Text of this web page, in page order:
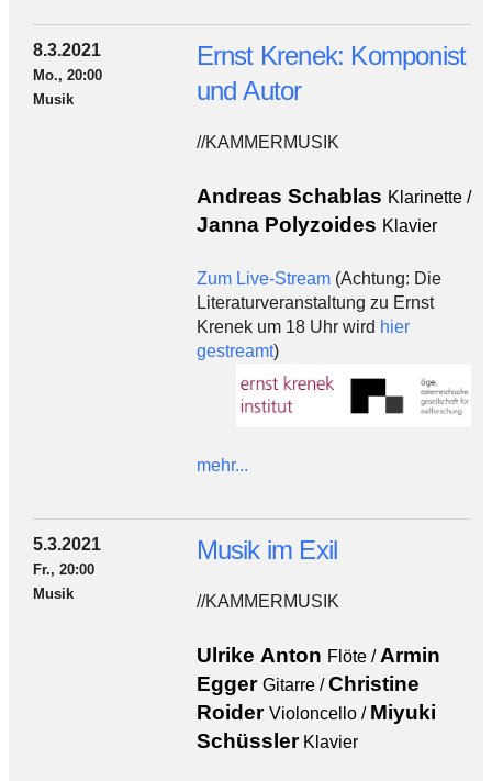
8.3.2021
Mo., 20:00
Musik
Ernst Krenek: Komponist
und Autor
//KAMMERMUSIK
Andreas Schablas Klarinette /
Janna Polyzoides Klavier
Zum Live-Stream(Achtung: Die
Literaturveranstaltung zu Ernst
Krenek um 18 Uhr wird hier
gestreamt)
mehr...
5.3.2021
Fr., 20:00
Musik
Musik im Exil
//KAMMERMUSIK
Ulrike Anton Flöte / Armin
Egger Gitarre /Christine
Roider Violoncello / Miyuki
SchüsslerKlavier